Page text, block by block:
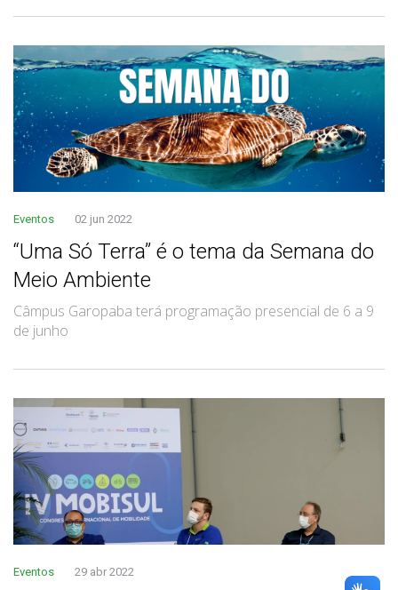
Eventos 02 jun 2022
“Uma Só Terra” é o tema da Semana do
Meio Ambiente
Câmpus Garopaba terá programação presencial de 6 a 9
de junho
Eventos 29 abr 2022